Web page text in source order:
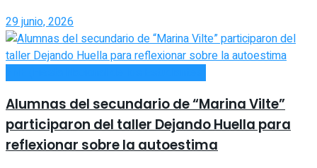
29 junio, 2026
Alumnas del secundario de “Marina Vilte”
participaron del taller Dejando Huella para
reflexionar sobre la autoestima